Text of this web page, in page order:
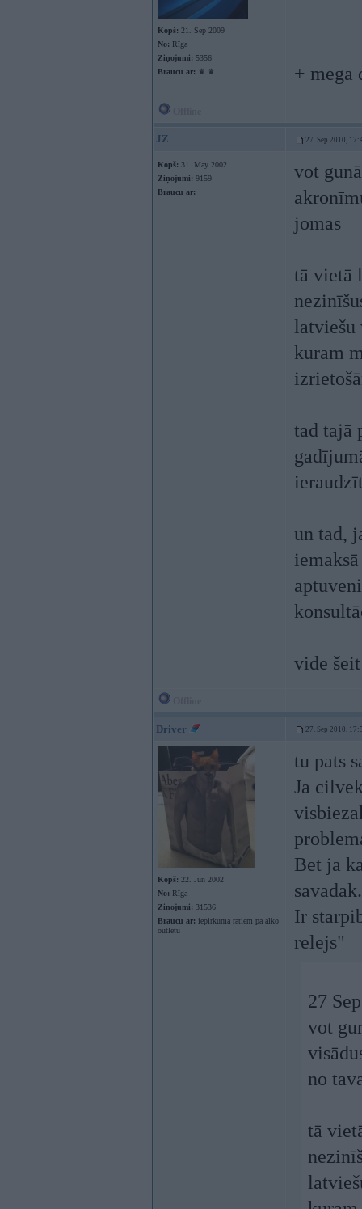
Kopš: 21. Sep 2009
No: Rīga
Ziņojumi: 5356
Braucu ar: ♛ ♛ + mega
JZ 27. Sep 2010,
Kopš: 31. May 2002
Ziņojumi: 9159
Braucu ar:
vot
jomas
tā vietā
latviešu
kuram
tad tajā
un tad,
vide
Driver 27. Sep 2010,
Kopš: 22. Jun 2002
No: Rīga
Ziņojumi: 31536
Braucu ar: iepirkuma ratiem pa alko
outletu
tu pats
Ja
Bet ja
savadak.
Ir
relejs"
27
vot
no
tā